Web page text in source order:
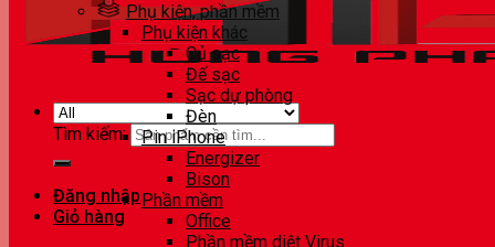
Tìm kiếm:
Đăng nhập
Giỏ hàng
Phụ kiện, phần mềm
Phụ kiện khác
Củ sạc
Đế sạc
Sạc dự phòng
Đèn
Pin iPhone
Energizer
Bison
Phần mềm
Office
Phần mềm diệt Virus